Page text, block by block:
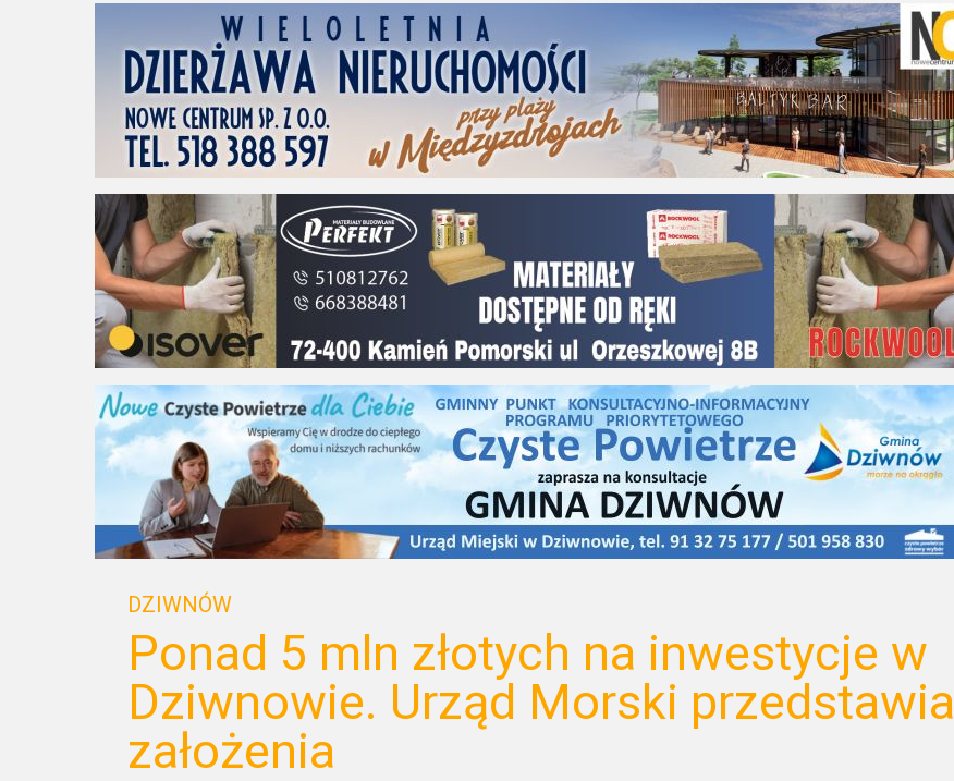
DZIWNÓW
Ponad 5 mln złotych na inwestycje w
Dziwnowie. Urząd Morski przedstawia
założenia